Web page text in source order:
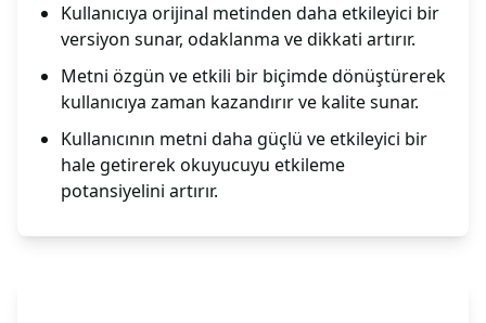
Kullanıcıya orijinal metinden daha etkileyici bir
versiyon sunar, odaklanma ve dikkati artırır.
Metni özgün ve etkili bir biçimde dönüştürerek
kullanıcıya zaman kazandırır ve kalite sunar.
Kullanıcının metni daha güçlü ve etkileyici bir
hale getirerek okuyucuyu etkileme
potansiyelini artırır.